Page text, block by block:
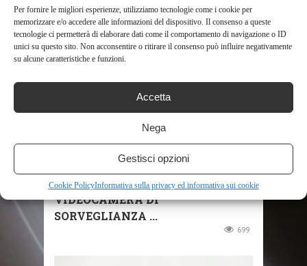
Per fornire le migliori esperienze, utilizziamo tecnologie come i cookie per
memorizzare e/o accedere alle informazioni del dispositivo. Il consenso a queste
tecnologie ci permetterà di elaborare dati come il comportamento di navigazione o ID
unici su questo sito. Non acconsentire o ritirare il consenso può influire negativamente
su alcune caratteristiche e funzioni.
Accetta
Nega
Gestisci opzioni
Cookie PolicyInformativa sulla privacy ed informativa sui cookie
2K 4MP TELECAMERA WI-FI
ESTERNO, CTRONICS 2560×1440P
VIDEOCAMERA DI
SORVEGLIANZA ...
699